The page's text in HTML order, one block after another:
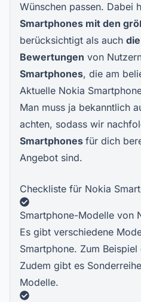
Wünschen passen. Dabei
Smartphones mit den
berücksichtigt als auch
Bewertungen von
Smartphones, die am
Aktuelle Nokia
Man muss ja bekanntlich
achten, sodass wir
Smartphones für dich
Angebot sind.
Checkliste für Nokia
Smartphone-Modelle von
Es gibt verschiedene
Smartphone. Zum
Zudem gibt es
Modelle.